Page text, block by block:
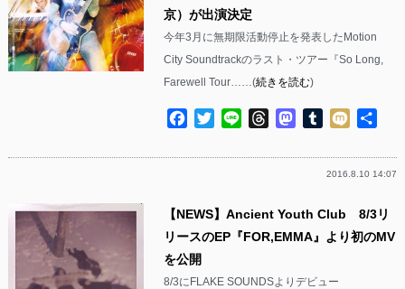
京）が出演決定
今年3月に無期限活動停止を発表したMotion
City Soundtrackのラスト・ツアー『So Long,
Farewell Tour……(続きを読む)
Facebook
TwitterLine ThreadsMastodon
Tumblr
Mixi
2016.8.10 14:07
【NEWS】Ancient Youth Club 8/3リ
リースのEP『FOR,EMMA』より初のMV
を公開
8/3にFLAKE SOUNDSよりデビュー